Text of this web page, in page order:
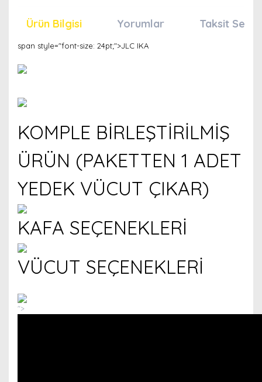
Ürün Bilgisi Yorumlar Taksit
span style="font-size: 24pt;">JLC IKA
KOMPLE BİRLEŞTİRİLMİŞ
ÜRÜN (PAKETTEN 1 ADET
YEDEK VÜCUT ÇIKAR)
KAFA SEÇENEKLERİ
VÜCUT SEÇENEKLERİ
">